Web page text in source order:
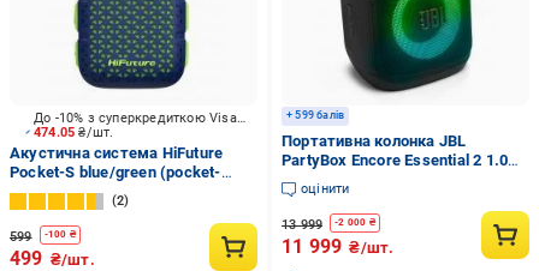
474.05₴/шт.
До -10% з суперкредиткою Visa Вигода
Акустична система HiFuture
Pocket-S blue/green (pocket-
s.bluegreen)
2
599 -100 ₴
499 ₴/шт.
+ 599 балів
Портативна колонка JBL
PartyBox Encore Essential 2 1.0
black (JBLPBENCOREESS2EP)
оцінити
13 999 -2 000 ₴
11 999 ₴/шт.